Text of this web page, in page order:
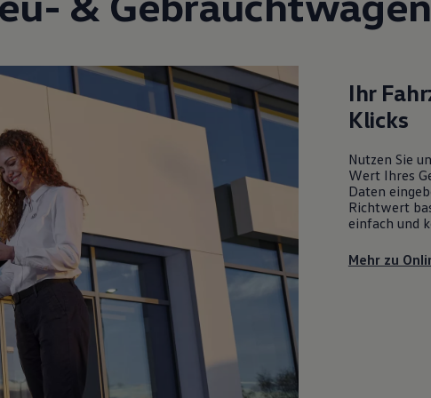
Ihr
Klicks
Nutzen Sie
Wert Ihres
Daten
Richtwert
einfach und
Mehr zu